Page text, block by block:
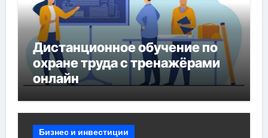
Дистанционное обучение по
охране труда с тренажёрами
онлайн
Бизнес и инвестиции